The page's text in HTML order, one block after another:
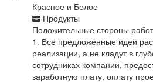
Красное и Белое
Продукты
Положительные стороны
1. Все предложенные идеи
реализации, а не кладут в
сотрудниках компании,
заработную плату, оплату